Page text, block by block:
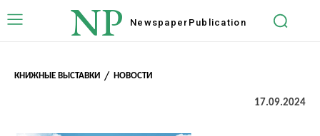
NP Newspaper Publication
КНИЖНЫЕ ВЫСТАВКИ НОВОСТИ
17.09.2024